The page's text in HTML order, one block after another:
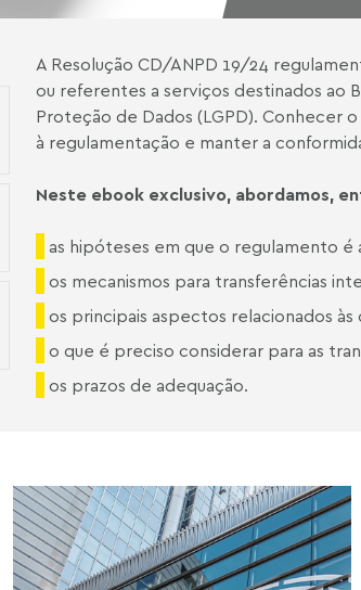
A Resolução CD/ANPD 19/24
ou referentes a serviços destinados ao
Proteção de Dados (LGPD). Conhecer
à regulamentação e manter a
Neste ebook exclusivo, abordamos,
as hipóteses em que o regulamento é
os mecanismos para transferências
os principais aspectos relacionados
o que é preciso considerar para as
os prazos de adequação.